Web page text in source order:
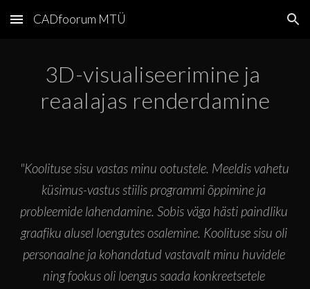
Skip to main content Skip to navigation
CADfoorum MTÜ
3D-visualiseerimine ja
reaalajas renderdamine
"Koolituse sisu vastas minu ootustele. Meeldis vahetu
küsimus-vastus stiilis programmi õppimine ja
probleemide lahendamine. Sobis väga hästi paindliku
graafiku alusel loengutes osalemine. Koolituse sisu oli
personaalne ja kohandatud vastavalt minu huvidele
ning fookus oli loengus saada konkreetsetele